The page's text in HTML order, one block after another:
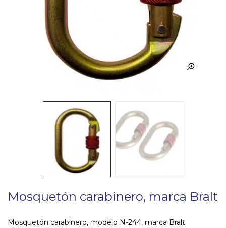
Mosquetón carabinero, marca Bralt
Mosquetón carabinero, modelo N-244, marca Bralt